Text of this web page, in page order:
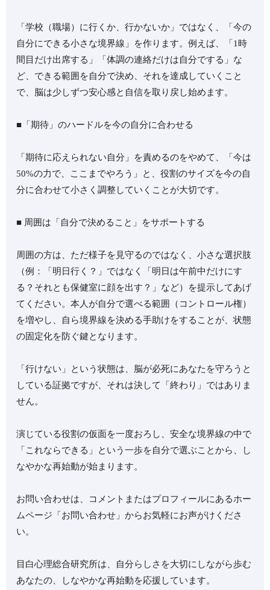
「学校（職場）に行くか、行かないか」ではなく、「今の
自分にできる小さな境界線」を作ります。例えば、「1時
間目だけ出席する」「体調の連絡だけは自分でする」な
ど、できる範囲を自分で決め、それを達成していくこと
で、脳は少しずつ安心感と自信を取り戻し始めます。
■「期待」のハードルを今の自分に合わせる
「期待に応えられない自分」を責めるのをやめて、「今は
50%の力で、ここまでやろう」と、役割のサイズを今の自
分に合わせて小さく調整していくことが大切です。
■ 周囲は「自分で決めること」をサポートする
周囲の方は、ただ様子を見守るのではなく、小さな選択肢
（例：「明日行く？」ではなく「明日は午前中だけにす
る？それとも保健室に顔を出す？」など）を提示してあげ
てください。本人が自分で選べる範囲（コントロール権）
を増やし、自ら境界線を決める手助けをすることが、状態
の固定化を防ぐ鍵となります。
「行けない」という状態は、脳が必死にあなたを守ろうと
している証拠ですが、それは決して「終わり」ではありま
せん。
演じている役割の仮面を一度おろし、安全な境界線の中で
「これならできる」という一歩を自分で選ぶことから、し
なやかな再始動が始まります。
お問い合わせは、コメントまたはプロフィールにあるホー
ムページ「お問い合わせ」からお気軽にお声がけくださ
い。
目白心理総合研究所は、自分らしさを大切にしながら歩む
あなたの、しなやかな再始動を応援しています。